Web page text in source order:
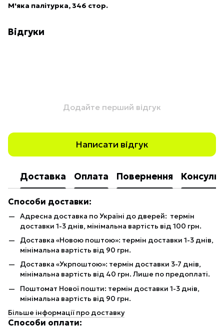
М'яка палітурка, 346 стор.
Відгуки
Додайте перший відгук
Написати відгук
Доставка Оплата Повернення
Способи доставки:
Адресна доставка по Україні до дверей: термін
доставки 1-3 днів, мінімальна вартість від 100 грн.
Доставка «Новою поштою»: термін доставки 1-3 днів,
мінімальна вартість від 90 грн.
Доставка «Укрпоштою»: термін доставки 3-7 днів,
мінімальна вартість від 40 грн. Лише по предоплаті.
Поштомат Нової пошти: термін доставки 1-3 днів,
мінімальна вартість від 90 грн.
Більше інформації про доставку
Способи оплати: